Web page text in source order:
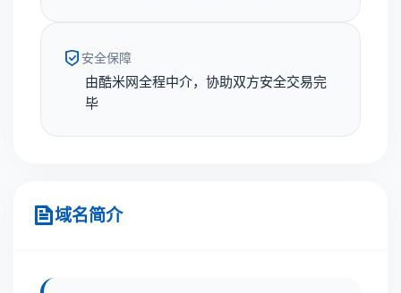
安全保障
由酷米网全程中介，协助双方安全交易完
毕
域名简介